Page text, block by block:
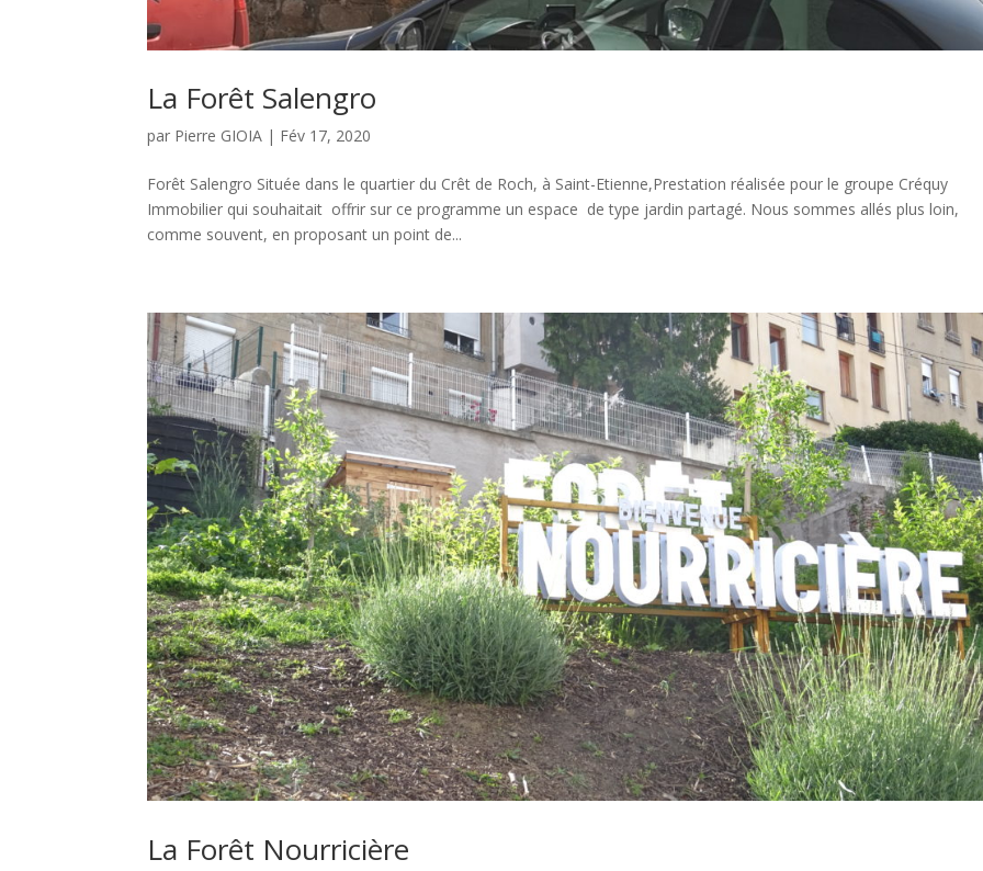
La Forêt Salengro
par Pierre GIOIA | Fév 17, 2020
Forêt Salengro Située dans le quartier du Crêt de Roch, à Saint-Etienne,Prestation réalisée pour le groupe Créquy
Immobilier qui souhaitait offrir sur ce programme un espace de type jardin partagé. Nous sommes allés plus loin,
comme souvent, en proposant un point de...
La Forêt Nourricière